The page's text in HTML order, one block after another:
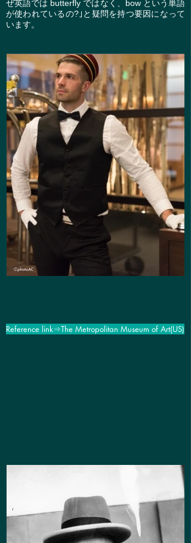
ぜ英語では butterfly ではなく、bow という単語
が使われているの?｣と疑問を持つ要因になって
います。
Reference link⇒The Metropolitan Museum of Art(US)